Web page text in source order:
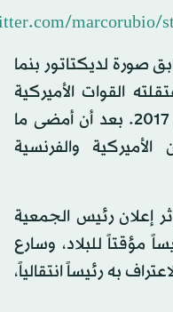
marcorubio/
صورة لديكتاتور بنما
القوات الأميركية
في عام 1990. وتوفى في عام 2017. بعد أن أمضى ما
والفرنسية
إعلان رئيس الجمعية
مؤقتاً للبلاد، وسارع
به رئيساً انتقالياً،